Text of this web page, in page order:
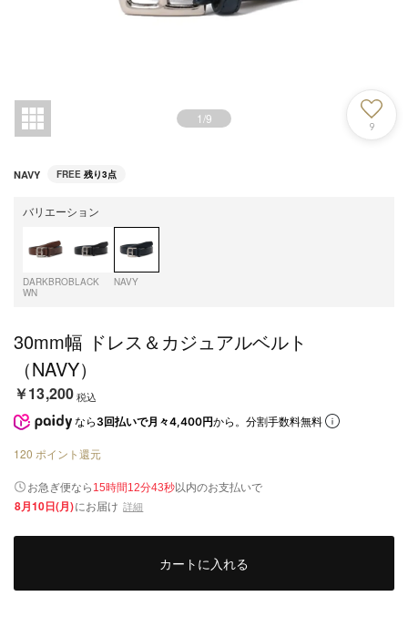
1/9
9
NAVY FREE 残り3点
バリエーション
DARKBRO
WN
BLACK NAVY
30mm幅 ドレス＆カジュアルベルト
（NAVY）
￥13,200税込
なら 3回払いで月々4,400円から。分割手数料無料
120 ポイント還元
お急ぎ便なら 15時間12分43秒以内のお支払いで
8月10日(月)にお届け 詳細
カートに入れる